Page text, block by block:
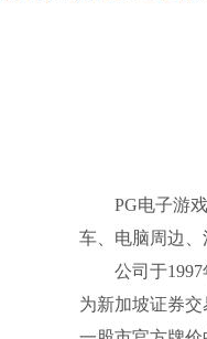
PG电子游
车、电脑周边、
公司于
为新加坡证券